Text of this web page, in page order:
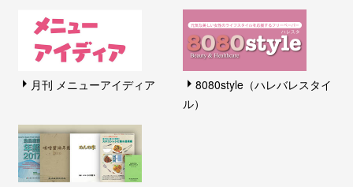
月刊 メニューアイディア
8080style（ハレバレスタイ
ル）